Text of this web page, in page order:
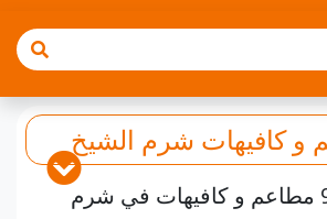
و كافيهات شرم الشيخ
أرقام و عناوين 9 مطاعم و كافيهات في شرم